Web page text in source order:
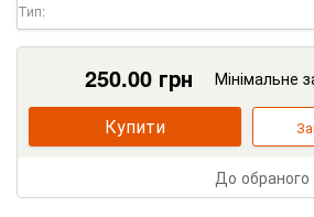
Тип:
250.00грн Мінімальне
Купити
До обраного